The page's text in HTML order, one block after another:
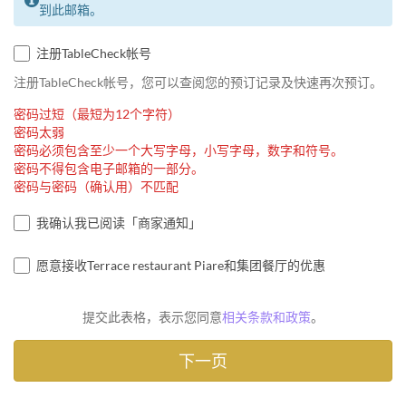
到此邮箱。
注册TableCheck帐号
注册TableCheck帐号，您可以查阅您的预订记录及快速再次预订。
密码过短（最短为12个字符）
密码太弱
密码必须包含至少一个大写字母，小写字母，数字和符号。
密码不得包含电子邮箱的一部分。
密码与密码（确认用）不匹配
我确认我已阅读「商家通知」
愿意接收Terrace restaurant Piare和集团餐厅的优惠
提交此表格，表示您同意相关条款和政策。